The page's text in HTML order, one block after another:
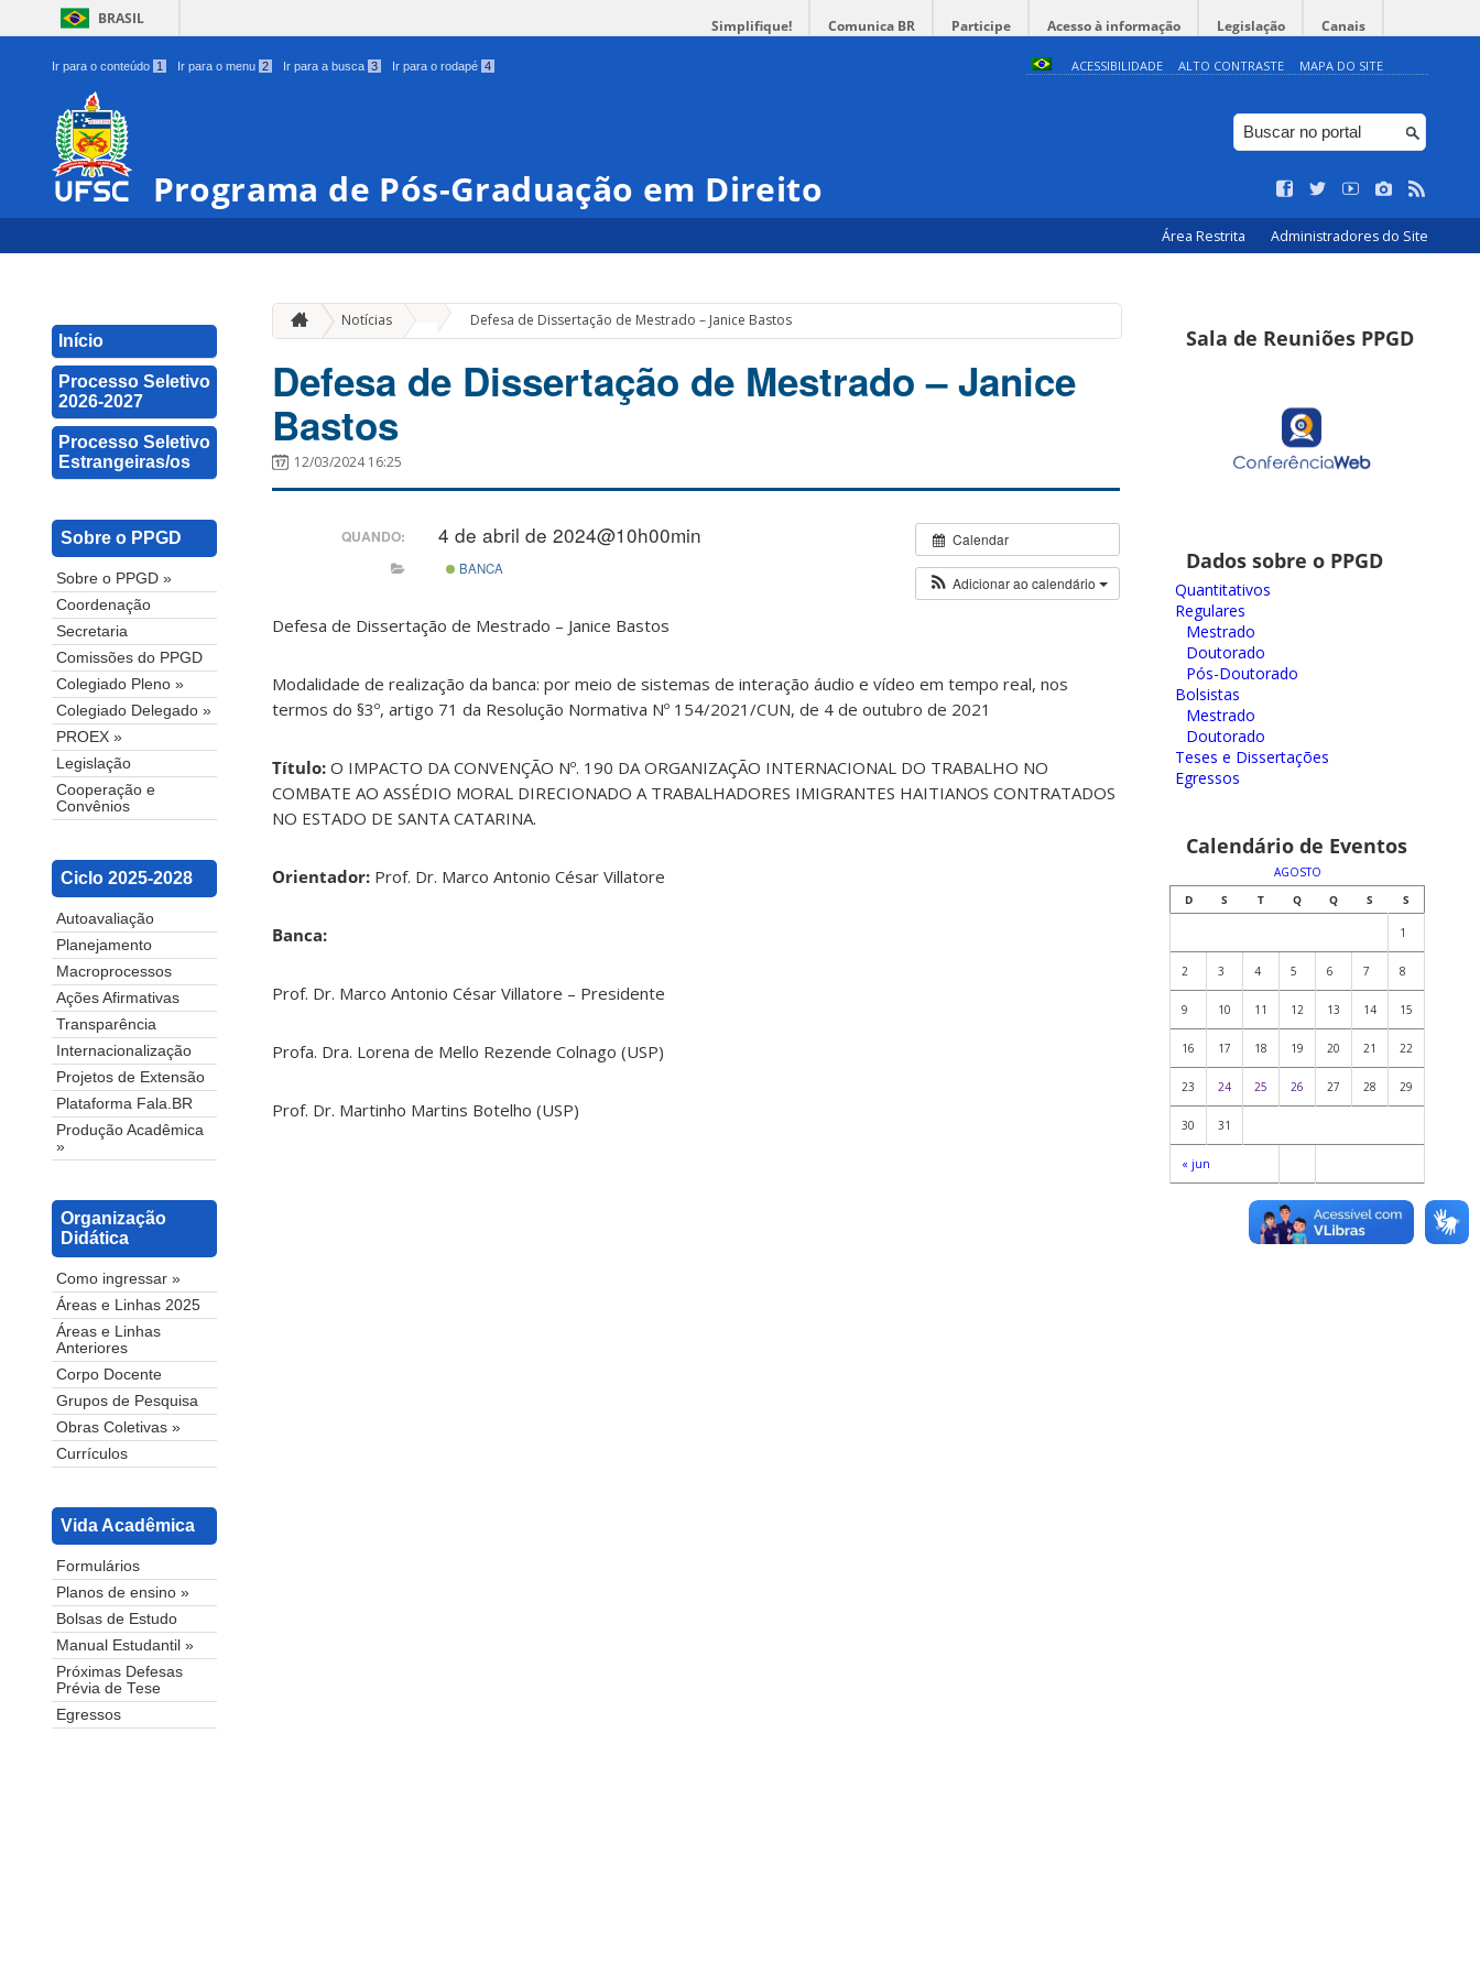
BRASIL Simplifique! Comunica BR Participe Acesso à informação Legislação Canais
Ir para o conteúdo 1 Ir para o menu 2 Ir para a busca 3 Ir para o rodapé 4 ACESSIBILIDADE ALTO CONTRASTE MAPA DO SITE
Programa de Pós-Graduação em Direito
Área Restrita Administradores do Site
Início
Processo Seletivo
2026-2027
Processo Seletivo
Estrangeiras/os
Sobre o PPGD
Sobre o PPGD »
Coordenação
Secretaria
Comissões do PPGD
Colegiado Pleno »
Colegiado Delegado »
PROEX »
Legislação
Cooperação e
Convênios
Ciclo 2025-2028
Autoavaliação
Planejamento
Macroprocessos
Ações Afirmativas
Transparência
Internacionalização
Projetos de Extensão
Plataforma Fala.BR
Produção Acadêmica
»
Organização
Didática
Como ingressar »
Áreas e Linhas 2025
Áreas e Linhas
Anteriores
Corpo Docente
Grupos de Pesquisa
Obras Coletivas »
Currículos
Vida Acadêmica
Formulários
Planos de ensino »
Bolsas de Estudo
Manual Estudantil »
Próximas Defesas
Prévia de Tese
Egressos
Notícias Defesa de Dissertação de Mestrado – Janice Bastos
Defesa de Dissertação de Mestrado – Janice
Bastos
12/03/2024 16:25
Calendar
Adicionar ao calendário
QUANDO: 4 de abril de 2024@10h00min
BANCA
Defesa de Dissertação de Mestrado – Janice Bastos
Modalidade de realização da banca: por meio de sistemas de interação áudio e vídeo em tempo real, nos
termos do §3º, artigo 71 da Resolução Normativa Nº 154/2021/CUN, de 4 de outubro de 2021
Título: O IMPACTO DA CONVENÇÃO Nº. 190 DA ORGANIZAÇÃO INTERNACIONAL DO TRABALHO NO
COMBATE AO ASSÉDIO MORAL DIRECIONADO A TRABALHADORES IMIGRANTES HAITIANOS CONTRATADOS
NO ESTADO DE SANTA CATARINA.
Orientador: Prof. Dr. Marco Antonio César Villatore
Banca:
Prof. Dr. Marco Antonio César Villatore – Presidente
Profa. Dra. Lorena de Mello Rezende Colnago (USP)
Prof. Dr. Martinho Martins Botelho (USP)
Sala de Reuniões PPGD
Dados sobre o PPGD
Quantitativos
Regulares
Mestrado
Doutorado
Pós-Doutorado
Bolsistas
Mestrado
Doutorado
Teses e Dissertações
Egressos
Calendário de Eventos
AGOSTO
D
S T Q Q S S
« jun
1
2 3 4 5 6 7 8
9 10 11 12 13 14 15
16 17 18 19 20 21 22
23 24 25 26 27 28 29
30 31